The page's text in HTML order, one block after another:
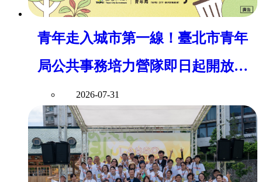
青年走入城市第一線！臺北市青年
局公共事務培力營隊即日起開放報
名
2026-07-31